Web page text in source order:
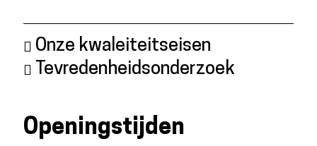
Onze kwaleiteitseisen
Tevredenheidsonderzoek
Openingstijden